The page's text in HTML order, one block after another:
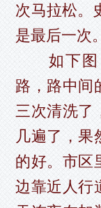
次马拉松。
是最后一次。
如下图
路，路中间
三次清洗了
几遍了，果
的好。市区
边靠近人行